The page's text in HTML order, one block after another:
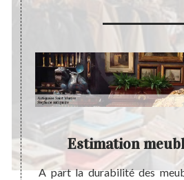
Estimation
A part la durabilité des